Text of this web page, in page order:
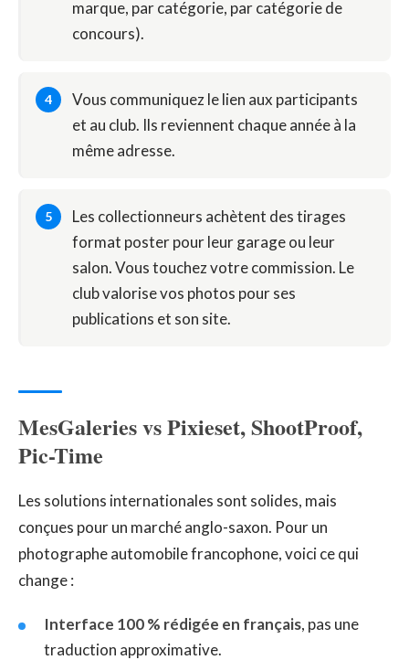
marque, par catégorie, par catégorie de
concours).
Vous communiquez le lien aux participants
et au club. Ils reviennent chaque année à la
même adresse.
Les collectionneurs achètent des tirages
format poster pour leur garage ou leur
salon. Vous touchez votre commission. Le
club valorise vos photos pour ses
publications et son site.
MesGaleries vs Pixieset, ShootProof,
Pic-Time
Les solutions internationales sont solides, mais
conçues pour un marché anglo-saxon. Pour un
photographe automobile francophone, voici ce qui
change :
Interface 100 % rédigée en français, pas une
traduction approximative.